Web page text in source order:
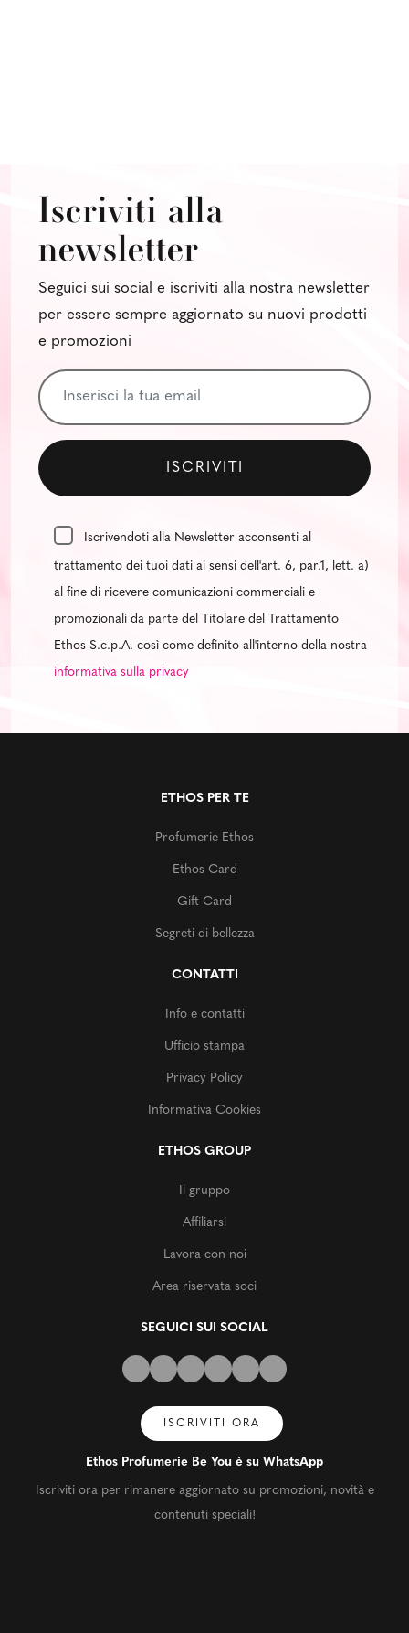
Iscriviti alla
newsletter
Seguici sui social e iscriviti alla nostra newsletter
per essere sempre aggiornato su nuovi prodotti
e promozioni
Iscrivendoti alla Newsletter acconsenti al
trattamento dei tuoi dati ai sensi dell'art. 6, par.1, lett. a)
al fine di ricevere comunicazioni commerciali e
promozionali da parte del Titolare del Trattamento
Ethos S.c.p.A. così come definito all'interno della nostra
informativa sulla privacy
ETHOS PER TE
Profumerie Ethos
Ethos Card
Gift Card
Segreti di bellezza
CONTATTI
Info e contatti
Ufficio stampa
Privacy Policy
Informativa Cookies
ETHOS GROUP
Il gruppo
Affiliarsi
Lavora con noi
Area riservata soci
SEGUICI SUI SOCIAL
ISCRIVITI ORA
Ethos Profumerie Be You è su WhatsApp
Iscriviti ora per rimanere aggiornato su promozioni, novità e
contenuti speciali!